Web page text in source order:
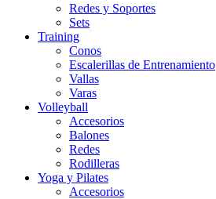
Redes y Soportes
Sets
Training
Conos
Escalerillas de Entrenamiento
Vallas
Varas
Volleyball
Accesorios
Balones
Redes
Rodilleras
Yoga y Pilates
Accesorios